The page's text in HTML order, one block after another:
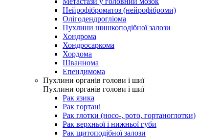
Нейрофіброматоз (нейрофіброми)
Олігодендрогліома
Пухлини шишкоподібної залози
Хондрома
Хондросаркома
Хордома
Шваннома
Епендимома
Пухлини органів голови і шиї
Пухлини органів голови і шиї
Рак язика
Рак гортані
Рак глотки (носо-, рото, гортаноглотки)
Рак верхньої і нижньої губи
Рак щитоподібної залози